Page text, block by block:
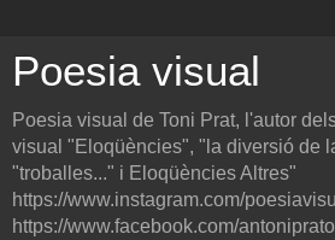
Poesia visual
Poesia visual de Toni Prat, l'autor
visual "Eloqüències", "la diversió de
"troballes..." i Eloqüències Altres"
https://www.instagram.com/
https://www.facebook.com/